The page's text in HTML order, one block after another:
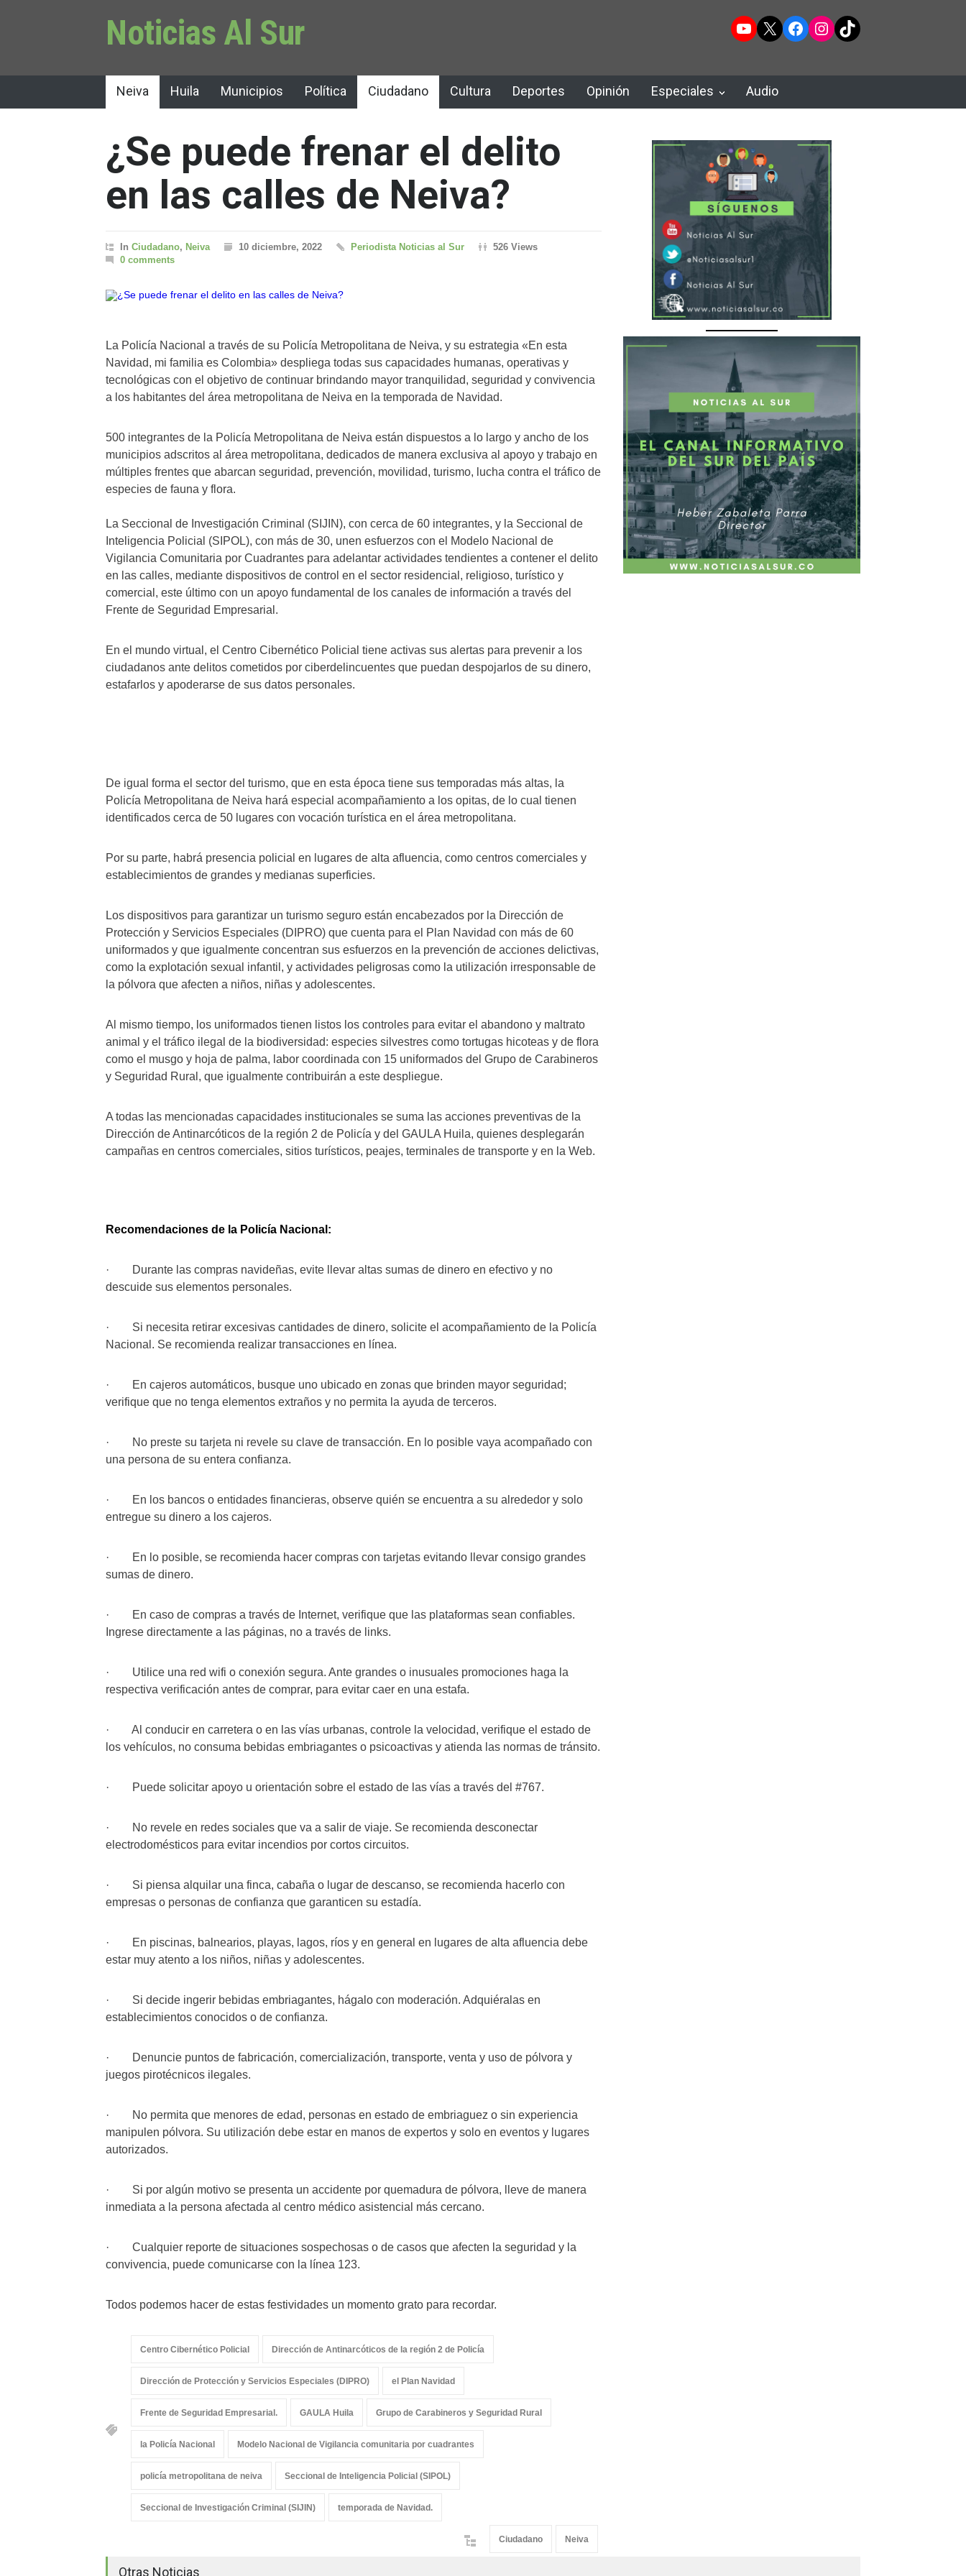
Noticias Al Sur YouTube
X Facebook
Instagram
TikTok
Neiva Huila Municipios Política Ciudadano Cultura Deportes Opinión Especiales Audio
¿Se puede frenar el delito
en las calles de Neiva?
In Ciudadano, Neiva 10 diciembre, 2022 Periodista Noticias al Sur
526 Views
0 comments
La Policía Nacional a través de su Policía Metropolitana de Neiva, y su estrategia «En esta
Navidad, mi familia es Colombia» despliega todas sus capacidades humanas, operativas y
tecnológicas con el objetivo de continuar brindando mayor tranquilidad, seguridad y convivencia
a los habitantes del área metropolitana de Neiva en la temporada de Navidad.
500 integrantes de la Policía Metropolitana de Neiva están dispuestos a lo largo y ancho de los
municipios adscritos al área metropolitana, dedicados de manera exclusiva al apoyo y trabajo en
múltiples frentes que abarcan seguridad, prevención, movilidad, turismo, lucha contra el tráfico de
especies de fauna y flora.
La Seccional de Investigación Criminal (SIJIN), con cerca de 60 integrantes, y la Seccional de
Inteligencia Policial (SIPOL), con más de 30, unen esfuerzos con el Modelo Nacional de
Vigilancia Comunitaria por Cuadrantes para adelantar actividades tendientes a contener el delito
en las calles, mediante dispositivos de control en el sector residencial, religioso, turístico y
comercial, este último con un apoyo fundamental de los canales de información a través del
Frente de Seguridad Empresarial.
En el mundo virtual, el Centro Cibernético Policial tiene activas sus alertas para prevenir a los
ciudadanos ante delitos cometidos por ciberdelincuentes que puedan despojarlos de su dinero,
estafarlos y apoderarse de sus datos personales.
De igual forma el sector del turismo, que en esta época tiene sus temporadas más altas, la
Policía Metropolitana de Neiva hará especial acompañamiento a los opitas, de lo cual tienen
identificados cerca de 50 lugares con vocación turística en el área metropolitana.
Por su parte, habrá presencia policial en lugares de alta afluencia, como centros comerciales y
establecimientos de grandes y medianas superficies.
Los dispositivos para garantizar un turismo seguro están encabezados por la Dirección de
Protección y Servicios Especiales (DIPRO) que cuenta para el Plan Navidad con más de 60
uniformados y que igualmente concentran sus esfuerzos en la prevención de acciones delictivas,
como la explotación sexual infantil, y actividades peligrosas como la utilización irresponsable de
la pólvora que afecten a niños, niñas y adolescentes.
Al mismo tiempo, los uniformados tienen listos los controles para evitar el abandono y maltrato
animal y el tráfico ilegal de la biodiversidad: especies silvestres como tortugas hicoteas y de flora
como el musgo y hoja de palma, labor coordinada con 15 uniformados del Grupo de Carabineros
y Seguridad Rural, que igualmente contribuirán a este despliegue.
A todas las mencionadas capacidades institucionales se suma las acciones preventivas de la
Dirección de Antinarcóticos de la región 2 de Policía y del GAULA Huila, quienes desplegarán
campañas en centros comerciales, sitios turísticos, peajes, terminales de transporte y en la Web.
Recomendaciones de la Policía Nacional:
· Durante las compras navideñas, evite llevar altas sumas de dinero en efectivo y no
descuide sus elementos personales.
· Si necesita retirar excesivas cantidades de dinero, solicite el acompañamiento de la Policía
Nacional. Se recomienda realizar transacciones en línea.
· En cajeros automáticos, busque uno ubicado en zonas que brinden mayor seguridad;
verifique que no tenga elementos extraños y no permita la ayuda de terceros.
· No preste su tarjeta ni revele su clave de transacción. En lo posible vaya acompañado con
una persona de su entera confianza.
· En los bancos o entidades financieras, observe quién se encuentra a su alrededor y solo
entregue su dinero a los cajeros.
· En lo posible, se recomienda hacer compras con tarjetas evitando llevar consigo grandes
sumas de dinero.
· En caso de compras a través de Internet, verifique que las plataformas sean confiables.
Ingrese directamente a las páginas, no a través de links.
· Utilice una red wifi o conexión segura. Ante grandes o inusuales promociones haga la
respectiva verificación antes de comprar, para evitar caer en una estafa.
· Al conducir en carretera o en las vías urbanas, controle la velocidad, verifique el estado de
los vehículos, no consuma bebidas embriagantes o psicoactivas y atienda las normas de tránsito.
· Puede solicitar apoyo u orientación sobre el estado de las vías a través del #767.
· No revele en redes sociales que va a salir de viaje. Se recomienda desconectar
electrodomésticos para evitar incendios por cortos circuitos.
· Si piensa alquilar una finca, cabaña o lugar de descanso, se recomienda hacerlo con
empresas o personas de confianza que garanticen su estadía.
· En piscinas, balnearios, playas, lagos, ríos y en general en lugares de alta afluencia debe
estar muy atento a los niños, niñas y adolescentes.
· Si decide ingerir bebidas embriagantes, hágalo con moderación. Adquiéralas en
establecimientos conocidos o de confianza.
· Denuncie puntos de fabricación, comercialización, transporte, venta y uso de pólvora y
juegos pirotécnicos ilegales.
· No permita que menores de edad, personas en estado de embriaguez o sin experiencia
manipulen pólvora. Su utilización debe estar en manos de expertos y solo en eventos y lugares
autorizados.
· Si por algún motivo se presenta un accidente por quemadura de pólvora, lleve de manera
inmediata a la persona afectada al centro médico asistencial más cercano.
· Cualquier reporte de situaciones sospechosas o de casos que afecten la seguridad y la
convivencia, puede comunicarse con la línea 123.
Todos podemos hacer de estas festividades un momento grato para recordar.
Centro Cibernético Policial Dirección de Antinarcóticos de la región 2 de Policía
Dirección de Protección y Servicios Especiales (DIPRO) el Plan Navidad
Frente de Seguridad Empresarial. GAULA Huila Grupo de Carabineros y Seguridad Rural
la Policía Nacional Modelo Nacional de Vigilancia comunitaria por cuadrantes
policía metropolitana de neiva Seccional de Inteligencia Policial (SIPOL)
Seccional de Investigación Criminal (SIJIN) temporada de Navidad.
Ciudadano Neiva
Otras Noticias